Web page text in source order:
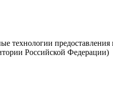
технологии предоставления
Российской Федерации)